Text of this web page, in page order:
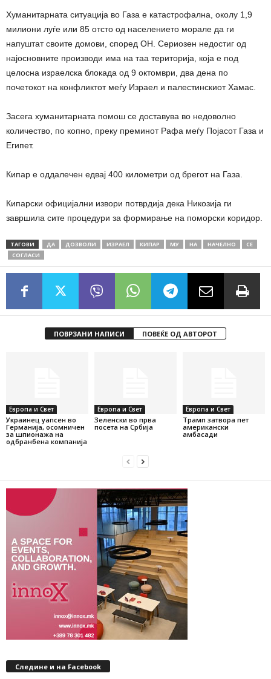
Хуманитарната ситуација во Газа е катастрофална, околу 1,9
милиони луѓе или 85 отсто од населението морале да ги
напуштат своите домови, според ОН. Сериозен недостиг од
најосновните производи има на таа територија, која е под
целосна израелска блокада од 9 октомври, два дена по
почетокот на конфликтот меѓу Израел и палестинскиот Хамас.
Засега хуманитарната помош се доставува во недоволно
количество, по копно, преку преминот Рафа меѓу Појасот Газа и
Египет.
Кипар е оддалечен едвај 400 километри од брегот на Газа.
Кипарски официјални извори потврдија дека Никозија ги
завршила сите процедури за формирање на поморски коридор.
ТАГОВИ ДА ДОЗВОЛИ ИЗРАЕЛ КИПАР МУ НА НАЧЕЛНО
СЕ
СОГЛАСИ
ПОВРЗАНИ НАПИСИ ПОВЕЌЕ ОД АВТОРОТ
Европа и Свет
Украинец уапсен во
Германија, осомничен
за шпионажа на
одбранбена компанија
Европа и Свет
Зеленски во прва
посета на Србија
Европа и Свет
Трамп затвора пет
американски
амбасади
Следине и на Facebook